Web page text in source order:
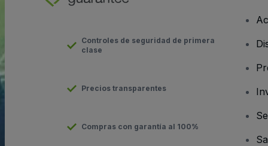
Controles de seguridad de primera
clase
Precios transparentes
Compras con garantía al 100%